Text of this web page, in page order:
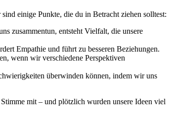
sind einige Punkte,⁤ die du in‍ Betracht ziehen solltest:
zusammentun, entsteht Vielfalt, ‍die unsere
‍Empathie und‌ führt​ zu besseren ‌Beziehungen.
wenn⁤ wir verschiedene Perspektiven‌
überwinden können, indem ‌wir uns
mit – und ​plötzlich wurden ⁢unsere Ideen viel